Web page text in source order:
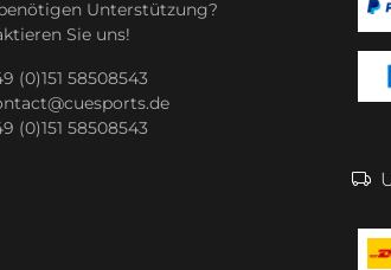
Unterstützung?
Sie uns!
(0)151 58508543
(0)151 58508543